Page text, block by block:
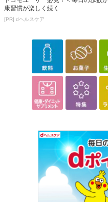
康習慣が楽しく続く
[PR] dヘルスケア